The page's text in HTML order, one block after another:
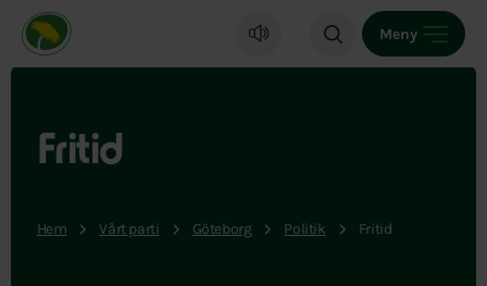
Miljöpartiet de gröna, startsida
Meny
Fritid
Hem Vårt parti Göteborg Politik Fritid